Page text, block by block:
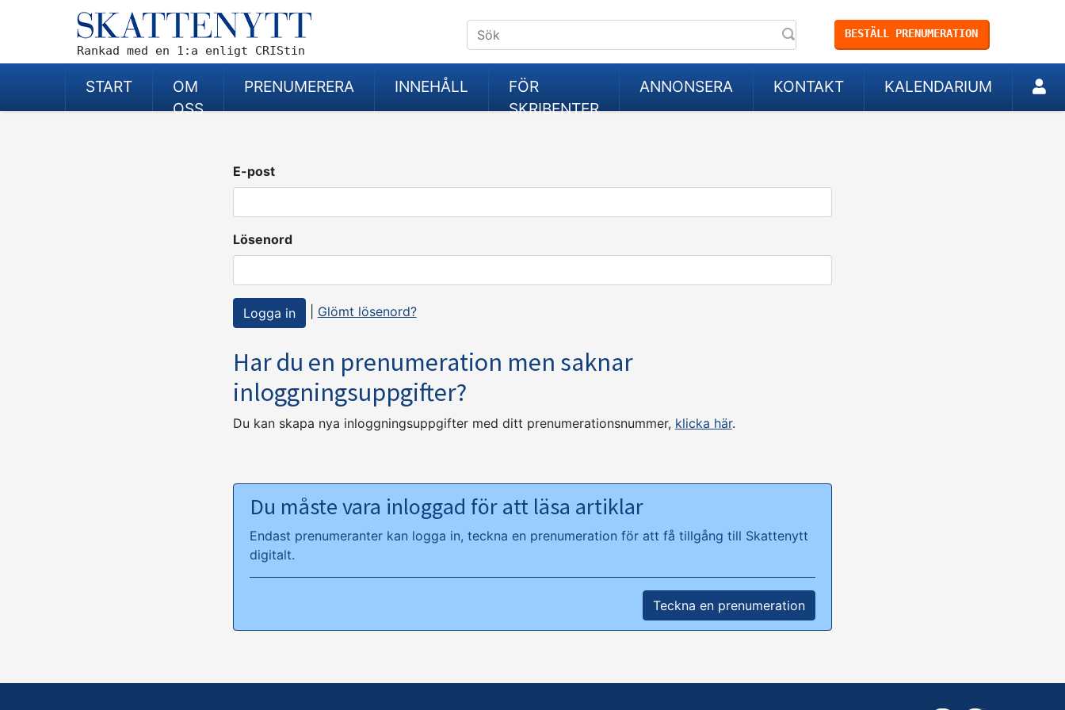
Rankad med en 1:a enligt CRIStin
BESTÄLL PRENUMERATION
START
OM
OSS
PRENUMERERA INNEHÅLL
FÖR
SKRIBENTER
ANNONSERA KONTAKT KALENDARIUM
E-post
Lösenord
Glömt lösenord?
Har du en prenumeration men saknar
inloggningsuppgifter?
Du kan skapa nya inloggningsuppgifter med ditt prenumerationsnummer, klicka här.
Du måste vara inloggad för att läsa artiklar
Endast prenumeranter kan logga in, teckna en prenumeration för att få tillgång till Skattenytt
digitalt.
Teckna en prenumeration